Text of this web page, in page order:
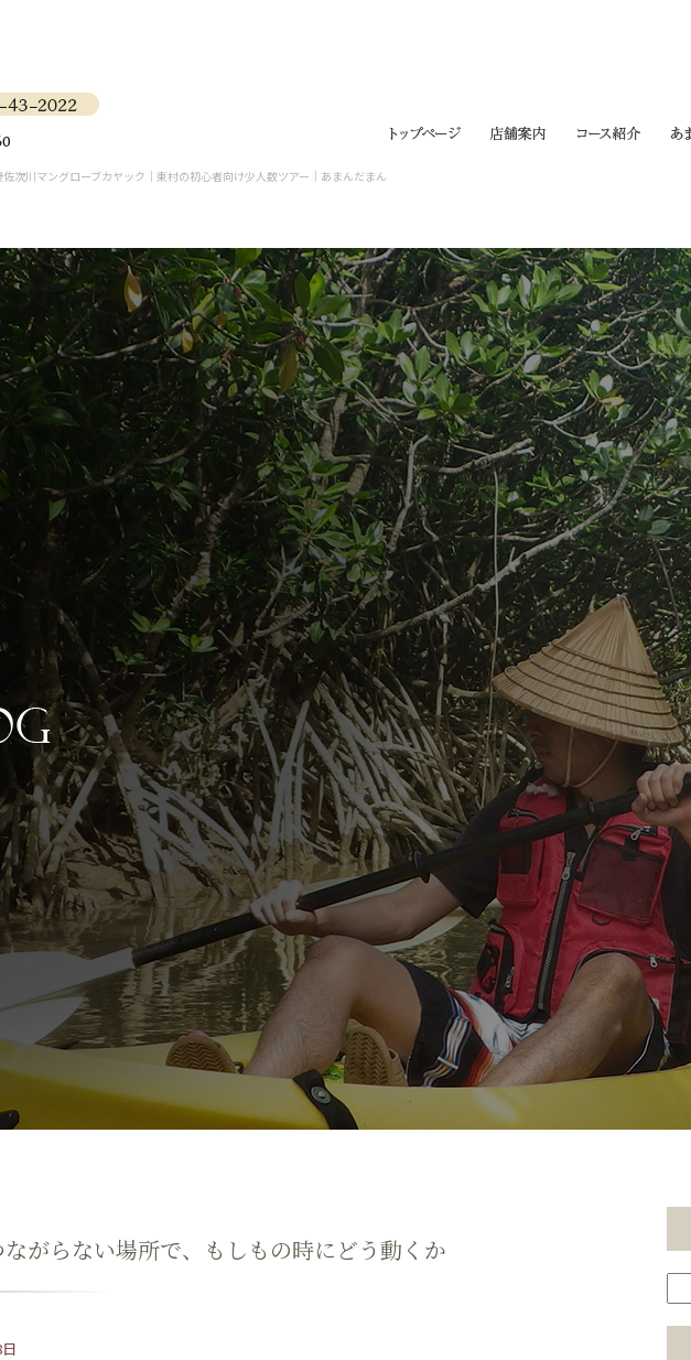
次川マングローブカヤック｜東村の初心者向け少人数ツアー｜あまんだまん
がらない場所で、もしもの時にどう動くか